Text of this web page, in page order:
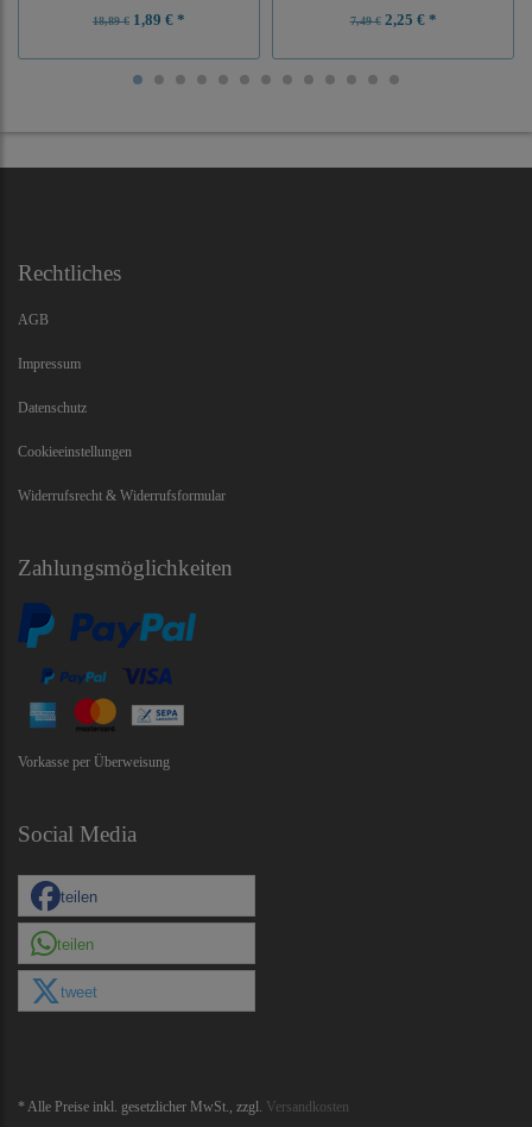
18,89 € 1,89 € * 7,49 €2,25 € *
Rechtliches
AGB
Impressum
Datenschutz
Cookieeinstellungen
Widerrufsrecht & Widerrufsformular
Zahlungsmöglichkeiten
Vorkasse per Überweisung
Social Media
teilen
teilen
tweet
* Alle Preise inkl. gesetzlicher MwSt., zzgl. Versandkosten